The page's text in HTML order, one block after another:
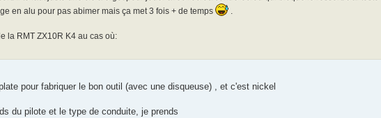
en alu pour pas abimer mais ça met 3 fois + de temps
.
la RMT ZX10R K4 au cas où:
pour fabriquer le bon outil (avec une disqueuse) , et c'est nickel
du pilote et le type de conduite, je prends